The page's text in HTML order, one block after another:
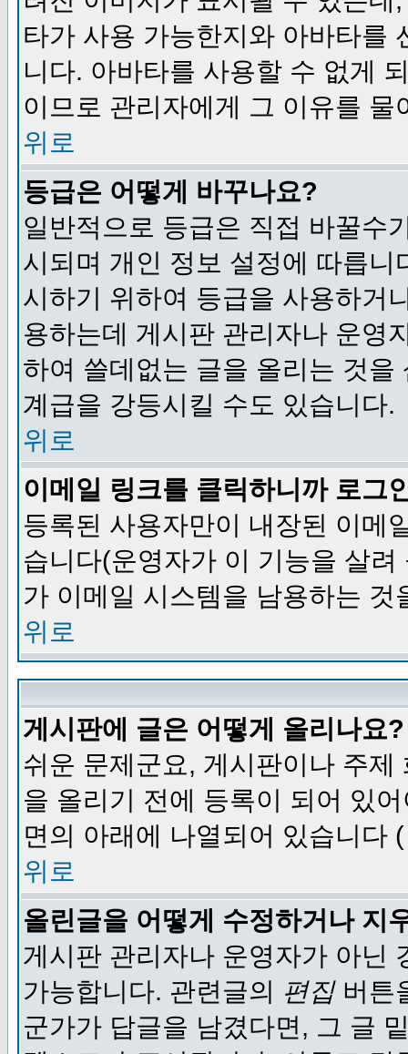
타가 사용 가능한지와 아바타를
니다. 아바타를 사용할 수 없게
이므로 관리자에게 그 이유를 물
위로
등급은 어떻게 바꾸나요?
일반적으로 등급은 직접 바꿀수
시되며 개인 정보 설정에 따릅
시하기 위하여 등급을 사용하거
용하는데 게시판 관리자나 운영
하여 쓸데없는 글을 올리는 것
계급을 강등시킬 수도 있습니다.
위로
이메일 링크를 클릭하니까 로그
등록된 사용자만이 내장된 이메
습니다(운영자가 이 기능을 살
가 이메일 시스템을 남용하는 것
위로
게시판에 글은 어떻게 올리나요?
쉬운 문제군요, 게시판이나 주
을 올리기 전에 등록이 되어 있
면의 아래에 나열되어 있습니다 (
위로
올린글을 어떻게 수정하거나 지
게시판 관리자나 운영자가 아닌
가능합니다. 관련글의 편집버튼
군가가 답글을 남겼다면, 그 글